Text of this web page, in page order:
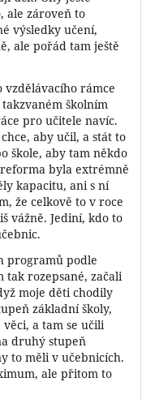
ale zároveň to
výsledky učení,
ale pořád tam ještě
vzdělávacího rámce
školním
pro učitele navíc.
aby učil, a stát to
škole, aby tam někdo
byla extrémně
kapacitu, ani s ní
že celkově to v roce
vážně. Jediní, kdo to
programů podle
rozepsané, začali
moje děti chodily
základní školy,
a tam se učili
druhý stupeň
to měli v učebnicích.
ale přitom to